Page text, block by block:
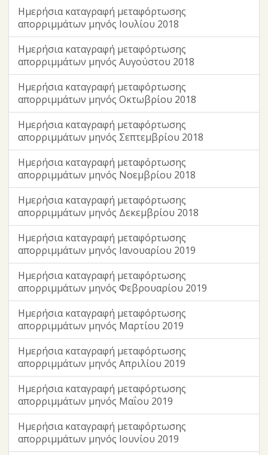
Ημερήσια καταγραφή μεταφόρτωσης
απορριμμάτων μηνός Ιουλίου 2018
Ημερήσια καταγραφή μεταφόρτωσης
απορριμμάτων μηνός Αυγούστου 2018
Ημερήσια καταγραφή μεταφόρτωσης
απορριμμάτων μηνός Οκτωβρίου 2018
Ημερήσια καταγραφή μεταφόρτωσης
απορριμμάτων μηνός Σεπτεμβρίου 2018
Ημερήσια καταγραφή μεταφόρτωσης
απορριμμάτων μηνός Νοεμβρίου 2018
Ημερήσια καταγραφή μεταφόρτωσης
απορριμμάτων μηνός Δεκεμβρίου 2018
Ημερήσια καταγραφή μεταφόρτωσης
απορριμμάτων μηνός Ιανουαρίου 2019
Ημερήσια καταγραφή μεταφόρτωσης
απορριμμάτων μηνός Φεβρουαρίου 2019
Ημερήσια καταγραφή μεταφόρτωσης
απορριμμάτων μηνός Μαρτίου 2019
Ημερήσια καταγραφή μεταφόρτωσης
απορριμμάτων μηνός Απριλίου 2019
Ημερήσια καταγραφή μεταφόρτωσης
απορριμμάτων μηνός Μαΐου 2019
Ημερήσια καταγραφή μεταφόρτωσης
απορριμμάτων μηνός Ιουνίου 2019